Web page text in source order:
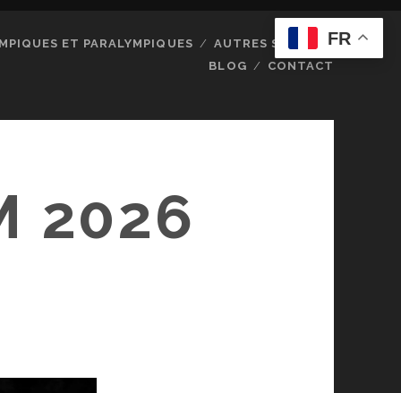
ET PARALYMPIQUES
AUTRES SPORTS
BLOG
CONTACT
2026
FR